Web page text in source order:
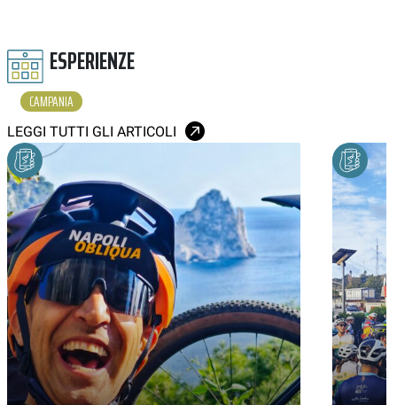
ESPERIENZE
CAMPANIA
LEGGI TUTTI GLI ARTICOLI